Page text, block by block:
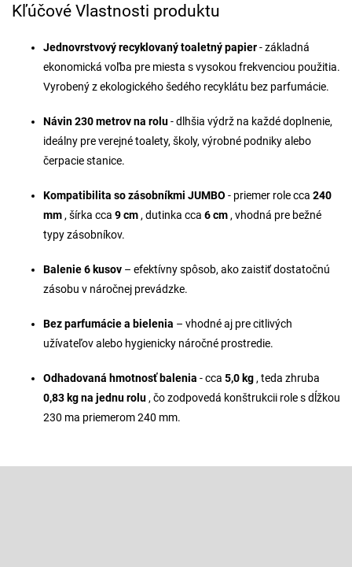
Kľúčové Vlastnosti produktu
Jednovrstvový recyklovaný toaletný papier- základná
ekonomická voľba pre miesta s vysokou frekvenciou použitia.
Vyrobený z ekologického šedého recyklátu bez parfumácie.
Návin 230 metrov na rolu- dlhšia výdrž na každé doplnenie,
ideálny pre verejné toalety, školy, výrobné podniky alebo
čerpacie stanice.
Kompatibilita so zásobníkmi JUMBO - priemer role cca 240
mm , šírka cca 9 cm , dutinka cca 6 cm , vhodná pre bežné
typy zásobníkov.
Balenie 6 kusov – efektívny spôsob, ako zaistiť dostatočnú
zásobu v náročnej prevádzke.
Bez parfumácie a bielenia – vhodné aj pre citlivých
užívateľov alebo hygienicky náročné prostredie.
Odhadovaná hmotnosť balenia - cca 5,0 kg , teda zhruba
0,83 kg na jednu rolu , čo zodpovedá konštrukcii role s dĺžkou
230 ma priemerom 240 mm.